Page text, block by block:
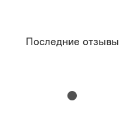
Последние отзывы